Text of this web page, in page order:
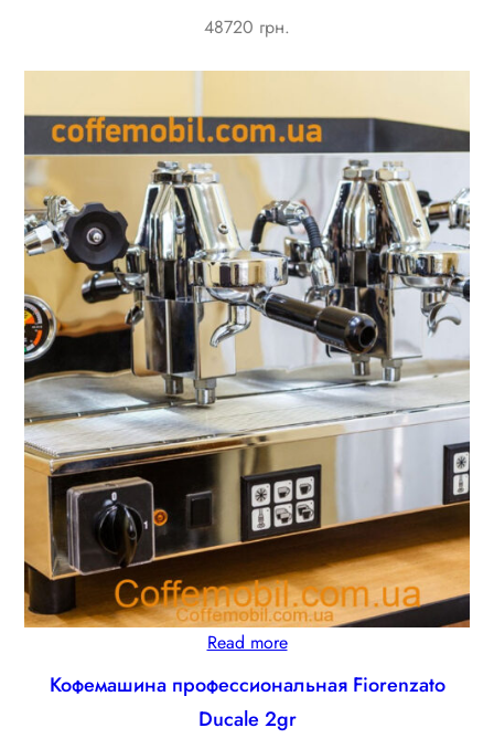
48720 грн.
Read more
Кофемашина профессиональная Fiorenzato
Ducale 2gr